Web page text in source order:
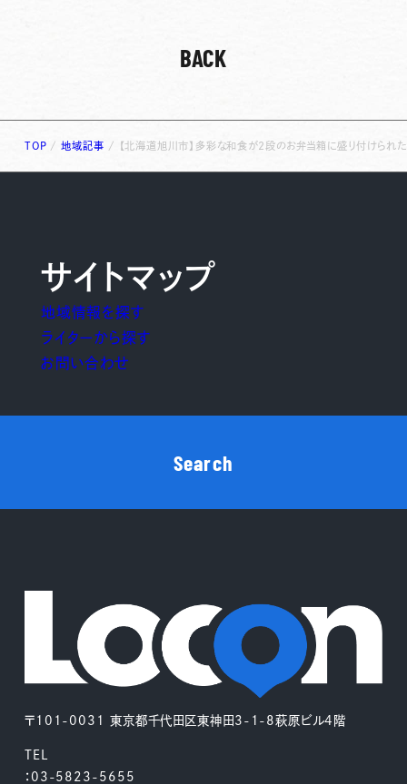
BACK
TOP /地域記事 / 【北海道旭川市】多彩な和食が2段のお弁当箱に盛り付けられ
〒101-0031 東京都千代田区東神田3-1-8萩原ビル4階
TEL
：03-5823-5655
サイトマップ
地域情報を探す
ライターから探す
お問い合わせ
Search